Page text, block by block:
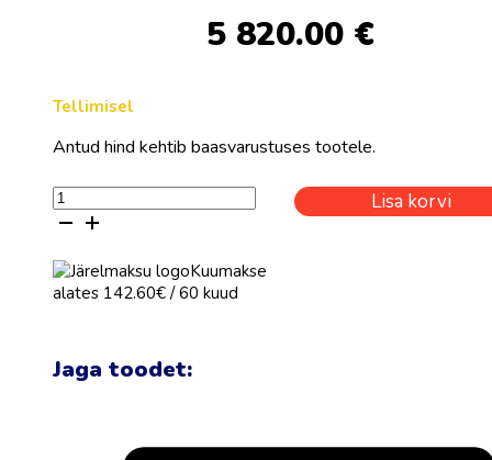
5 820.00 €
Tellimisel
Antud hind kehtib baasvarustuses tootele.
Püstitõstmisfunktsiooniga
elektriline
Navix
S.U
kogus
Lisa korvi
Kuumakse
alates 142.60€ / 60 kuud
Jaga toodet: